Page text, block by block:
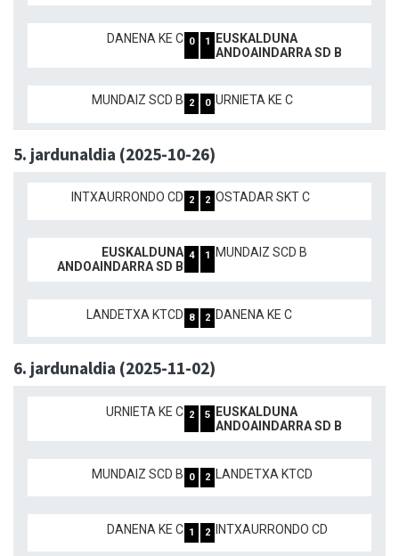
DANENA KE C 0 1
EUSKALDUNA
ANDOAINDARRA SD B
MUNDAIZ SCD B 2 0 URNIETA KE C
5. jardunaldia (2025-10-26)
INTXAURRONDO CD 2 2 OSTADAR SKT C
EUSKALDUNA
ANDOAINDARRA SD B
4 1 MUNDAIZ SCD B
LANDETXA KTCD 8 2 DANENA KE C
6. jardunaldia (2025-11-02)
URNIETA KE C 2 5
EUSKALDUNA
ANDOAINDARRA SD B
MUNDAIZ SCD B 0 2 LANDETXA KTCD
DANENA KE C 1 2 INTXAURRONDO CD